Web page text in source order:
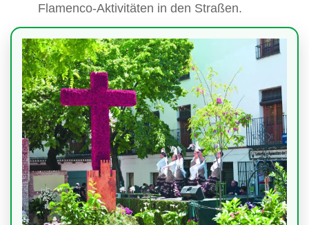
Flamenco-Aktivitäten in den Straßen.